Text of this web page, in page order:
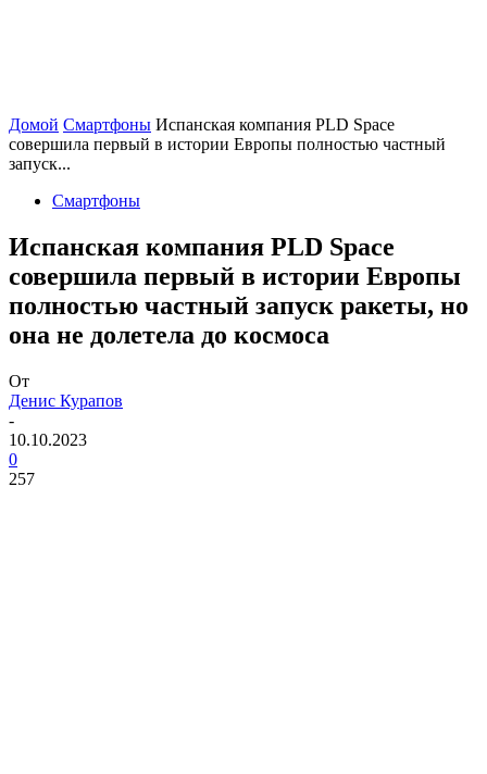
Домой Смартфоны Испанская компания PLD Space
совершила первый в истории Европы полностью частный
запуск...
Смартфоны
Испанская компания PLD Space
совершила первый в истории Европы
полностью частный запуск ракеты, но
она не долетела до космоса
От
Денис Курапов
-
10.10.2023
0
257